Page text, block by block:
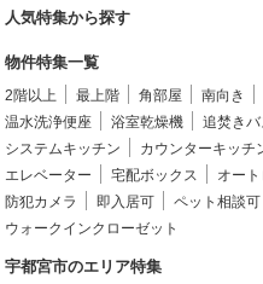
人気特集から探す
物件特集一覧
2階以上 最上階 角部屋 南向き
温水洗浄便座
浴室乾燥機 追焚きバ
システムキッチン
カウンターキッチ
エレベーター
宅配ボックス オー
防犯カメラ
即入居可 ペット相談可
ウォークインクローゼット
宇都宮市のエリア特集